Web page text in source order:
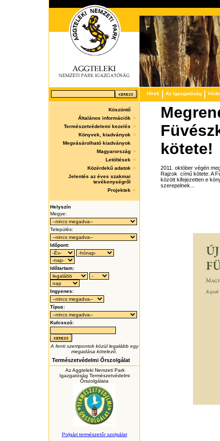
Hírek Az Igazgatóság
Köszöntő
Általános információk
Természetvédelemi kezelés
Könyvek, kiadványok
Megvásárolható kiadványok
Magyarország
Letöltések
Közérdekű adatok
Jelentés az éves szakmai
tevékenységről
Projektek
Helyszín
Megye:
Település:
Időpont:
Időtartam:
Ingyenes:
Típus:
Kulcsszó:
A fenti szempontok közül legalább egy
megadása kötelező.
Természetvédelmi Őrszolgálat
Az Aggteleki Nemzeti Park
Igazgatóság Természetvédelmi
Őrszolgálata
Polgári természetőr szolgálat
kötete!
2011. október végén
Rajzok című kötete. A
között kifejezetten e
szerepelnek...